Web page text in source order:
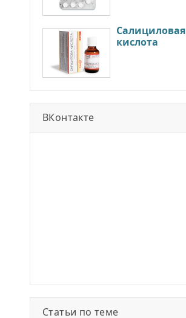
Салициловая
кислота
ВКонтакте
Статьи по теме